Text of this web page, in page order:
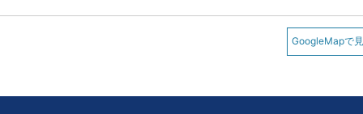
GoogleMapで